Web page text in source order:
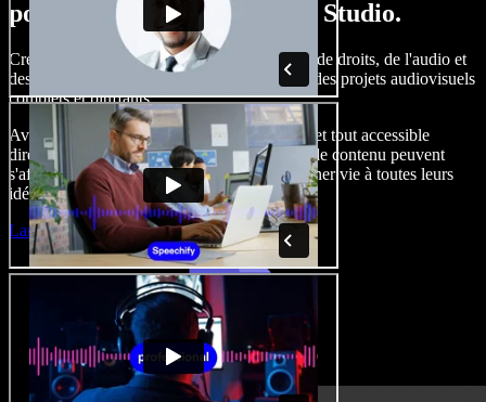
pouvez faire avec Speechify Studio.
Créez des voix off, ajoutez des images libres de droits, de l'audio et
des vidéos, clonez votre voix, pour produire des projets audiovisuels
complets et bluffants.
Avec une courbe d'apprentissage inexistante et tout accessible
directement dans le navigateur, les créateurs de contenu peuvent
s'affranchir des contraintes habituelles et donner vie à toutes leurs
idées.
Lancer le Studio